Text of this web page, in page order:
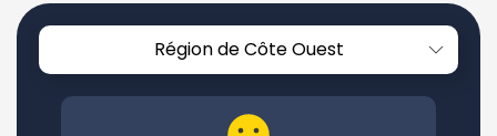
Région de Côte Ouest